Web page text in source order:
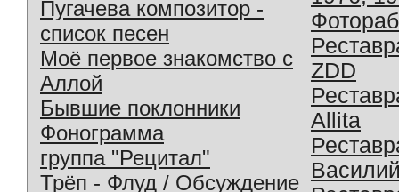
Пугачева композитор -
список песен
Моё первое знакомство с
Аллой
Бывшие поклонники
Фонограмма
группа "Рецитал"
Трёп - Флуд / Обсуждение
ZDD
Allita